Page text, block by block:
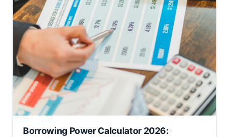
Borrowing Power Calculator 2026: